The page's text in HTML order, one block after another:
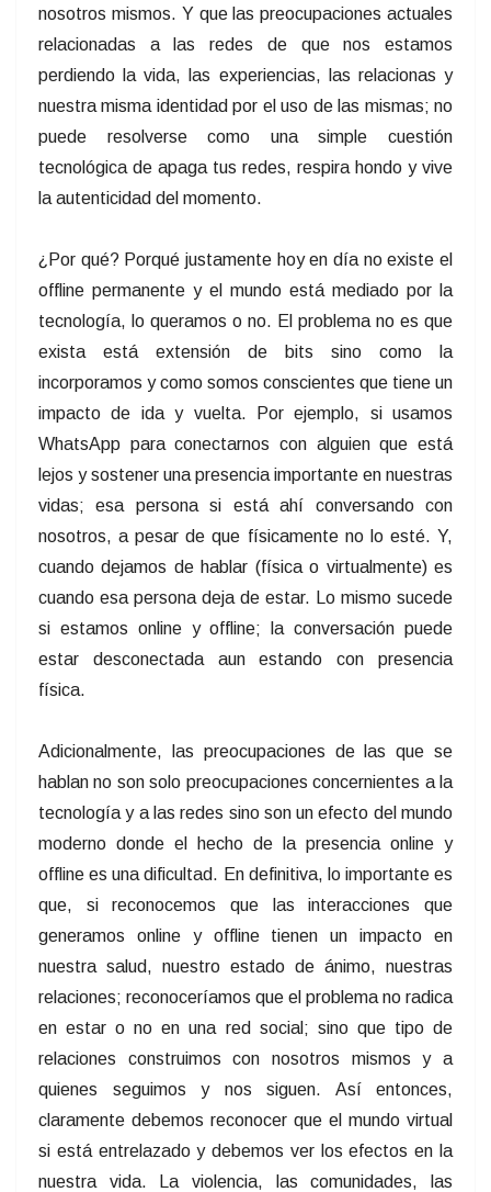
nosotros mismos. Y que las preocupaciones actuales
relacionadas a las redes de que nos estamos
perdiendo la vida, las experiencias, las relacionas y
nuestra misma identidad por el uso de las mismas; no
puede resolverse como una simple cuestión
tecnológica de apaga tus redes, respira hondo y vive
la autenticidad del momento.
¿Por qué? Porqué justamente hoy en día no existe el
offline permanente y el mundo está mediado por la
tecnología, lo queramos o no. El problema no es que
exista está extensión de bits sino como la
incorporamos y como somos conscientes que tiene un
impacto de ida y vuelta. Por ejemplo, si usamos
WhatsApp para conectarnos con alguien que está
lejos y sostener una presencia importante en nuestras
vidas; esa persona si está ahí conversando con
nosotros, a pesar de que físicamente no lo esté. Y,
cuando dejamos de hablar (física o virtualmente) es
cuando esa persona deja de estar. Lo mismo sucede
si estamos online y offline; la conversación puede
estar desconectada aun estando con presencia
física.
Adicionalmente, las preocupaciones de las que se
hablan no son solo preocupaciones concernientes a la
tecnología y a las redes sino son un efecto del mundo
moderno donde el hecho de la presencia online y
offline es una dificultad. En definitiva, lo importante es
que, si reconocemos que las interacciones que
generamos online y offline tienen un impacto en
nuestra salud, nuestro estado de ánimo, nuestras
relaciones; reconoceríamos que el problema no radica
en estar o no en una red social; sino que tipo de
relaciones construimos con nosotros mismos y a
quienes seguimos y nos siguen. Así entonces,
claramente debemos reconocer que el mundo virtual
si está entrelazado y debemos ver los efectos en la
nuestra vida. La violencia, las comunidades, las